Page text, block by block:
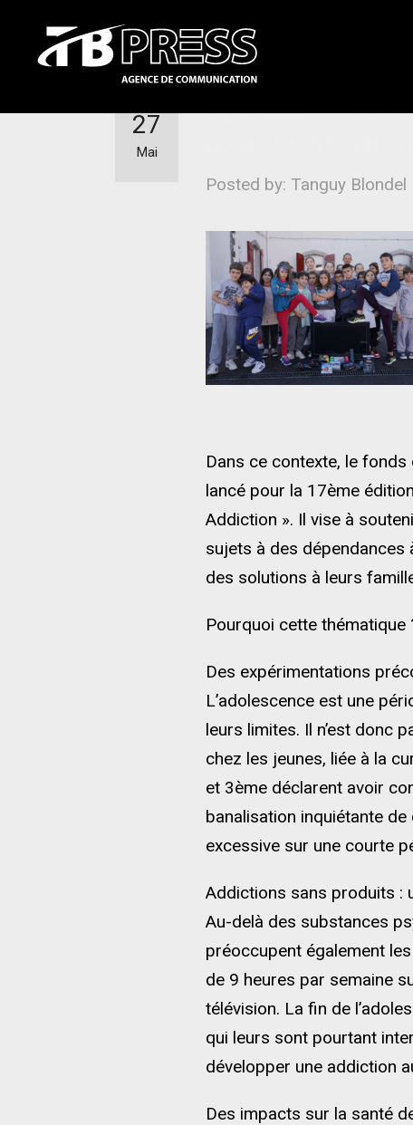
Opération Atout
Posted by: Tanguy Blondel
27
Mai
Dans ce contexte, le fonds
lancé pour la 17ème
Addiction ». Il vise à
sujets à des
des solutions à leurs
Pourquoi cette thématique
Des expérimentations
L’adolescence est une
leurs limites. Il n’est donc
chez les jeunes, liée à la
et 3ème déclarent avoir
banalisation inquiétante
excessive sur une courte
Addictions sans produits :
Au-delà des substances
préoccupent également
de 9 heures par semaine
télévision. La fin de
qui leurs sont pourtant
développer une addiction
Des impacts sur la santé